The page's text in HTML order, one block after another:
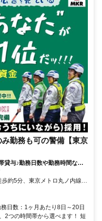
勤務も可の警備【東京
貸与♪勤務日数や勤務時間など
約5分、東京メトロ丸ノ内線
、東京メトロ東西線 中野（東
リア(高円寺駅、下井草駅、新
日数：1ヶ月あたり8日～20日
2つの時間帯から選べます！ 短